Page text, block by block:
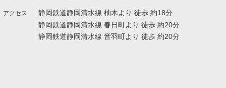
静岡鉄道静岡清水線 柚木より 徒歩 約18分
静岡鉄道静岡清水線 春日町より 徒歩 約20分
静岡鉄道静岡清水線 音羽町より 徒歩 約20分